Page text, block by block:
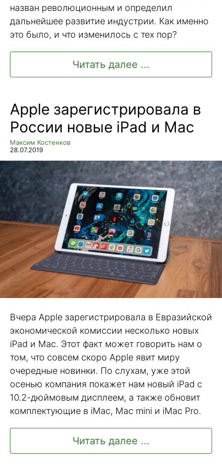
назван революционным и определил
дальнейшее развитие индустрии. Как именно
это было, и что изменилось с тех пор?
Читать далее ...
Apple зарегистрировала в
России новые iPad и Mac
Максим Костенков
28.07.2019
Вчера Apple зарегистрировала в Евразийской
экономической комиссии несколько новых
iPad и Mac. Этот факт может говорить нам о
том, что совсем скоро Apple явит миру
очередные новинки. По слухам, уже этой
осенью компания покажет нам новый iPad с
10.2-дюймовым дисплеем, а также обновит
комплектующие в iMac, Mac mini и iMac Pro.
Читать далее ...